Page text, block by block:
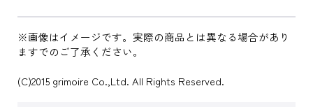
※画像はイメージです。実際の商品とは異なる場合があり
ますでのご了承ください。
(C)2015 grimoire Co.,Ltd. All Rights Reserved.